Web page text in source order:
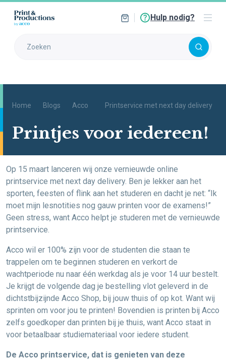
Hulp nodig?
Home Blogs Acco Printservice met next day delivery
Printjes voor iedereen!
Op 15 maart lanceren wij onze vernieuwde online
printservice met next day delivery. Ben je lekker aan het
sporten, feesten of flink aan het studeren en dacht je net: “Ik
moet mijn lesnotities nog gauw printen voor de examens!”
Geen stress, want Acco helpt je studeren met de vernieuwde
printservice.
Acco wil er 100% zijn voor de studenten die staan te
trappelen om te beginnen studeren en verkort de
wachtperiode nu naar één werkdag als je voor 14 uur bestelt.
Je krijgt de volgende dag je bestelling vlot geleverd in de
dichtstbijzijnde Acco Shop, bij jouw thuis of op kot. Want wij
sprinten om voor jou te printen! Bovendien is printen bij Acco
zelfs goedkoper dan printen bij je thuis, want Acco staat in
voor betaalbaar studiemateriaal voor iedere student.
De Acco printservice, dat is genieten van deze